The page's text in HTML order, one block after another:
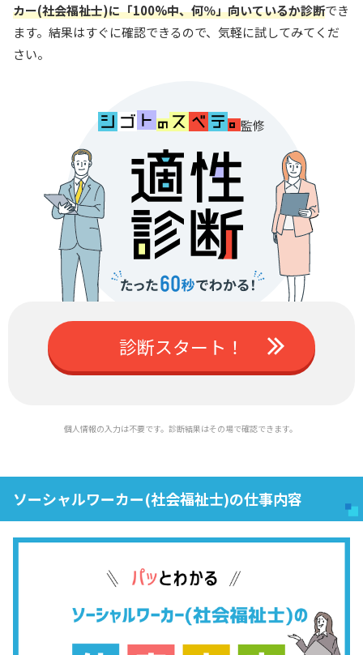
カー(社会福祉士)に「100%中、何％」向いているか診断でき
ます。結果はすぐに確認できるので、気軽に試してみてくだ
さい。
監修
診断スタート！
個人情報の入力は不要です。診断結果はその場で確認できます。
ソーシャルワーカー(社会福祉士)の仕事内容